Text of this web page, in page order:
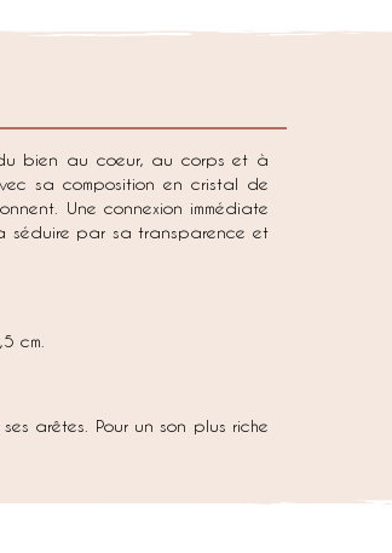
bien au coeur, au corps et à
sa composition en cristal de
Une connexion immédiate
séduire par sa transparence et
cm.
arêtes. Pour un son plus riche